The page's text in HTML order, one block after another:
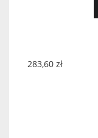
283,60 zł